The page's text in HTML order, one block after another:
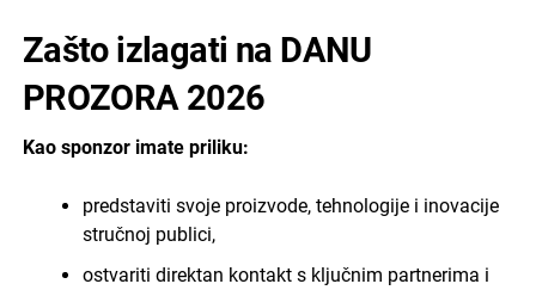
Zašto izlagati na DANU
PROZORA 2026
Kao sponzor imate priliku:
predstaviti svoje proizvode, tehnologije i inovacije
stručnoj publici,
ostvariti direktan kontakt s ključnim partnerima i